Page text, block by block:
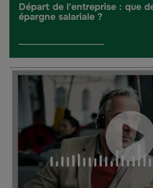
Départ de l'entreprise : que
épargne salariale ?